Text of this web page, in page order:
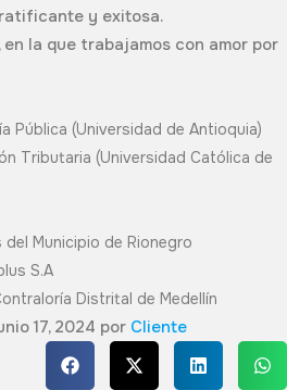
y exitosa.
la que trabajamos con amor por
Pública (Universidad de Antioquia)
Tributaria (Universidad Católica de
Municipio de Rionegro
S.A
Distrital de Medellín
17, 2024 por Cliente